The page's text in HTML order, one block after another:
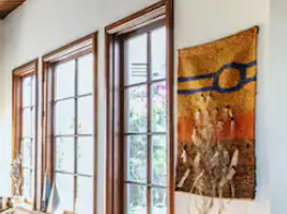
att trycka eller svepa.